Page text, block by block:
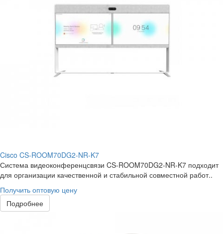
Cisco CS-ROOM70DG2-NR-K7
Система видеоконференцсвязи CS-ROOM70DG2-NR-K7 подходит
для организации качественной и стабильной совместной работ..
Получить оптовую цену
Подробнее